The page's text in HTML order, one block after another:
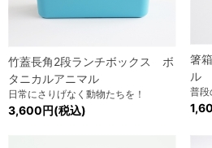
竹蓋長角2段ランチボックス ボ
タニカルアニマル
日常にさりげなく動物たちを！
3,600円(税込)
箸
ル
普段